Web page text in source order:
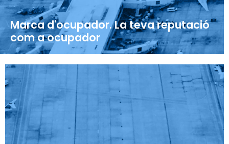
Marca d'ocupador. La teva reputació
com a ocupador